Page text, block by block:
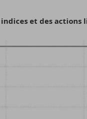
et des actions